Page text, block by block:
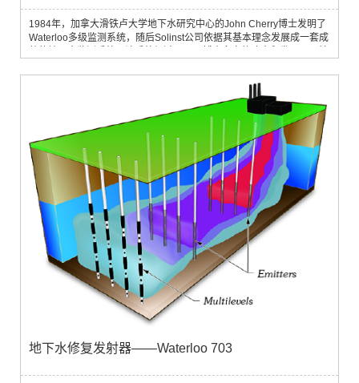
1984年，加拿大滑铁卢大学地下水研究中心的John Cherry博士发明了
Waterloo多级监测系统，随后Solinst公司依据其基本理念发展成一套成
和污染物的渗透性研究的多级监测系统。该系统在美国和加拿大应用广
泛，并在美国环保署（EPA）针对资源保护与回收法案（RCRA）的所
地下水修复发射器——Waterloo 703